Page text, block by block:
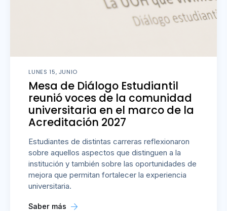
LUNES 15, JUNIO
Mesa de Diálogo Estudiantil
reunió voces de la comunidad
universitaria en el marco de la
Acreditación 2027
Estudiantes de distintas carreras reflexionaron
sobre aquellos aspectos que distinguen a la
institución y también sobre las oportunidades de
mejora que permitan fortalecer la experiencia
universitaria.
Saber más